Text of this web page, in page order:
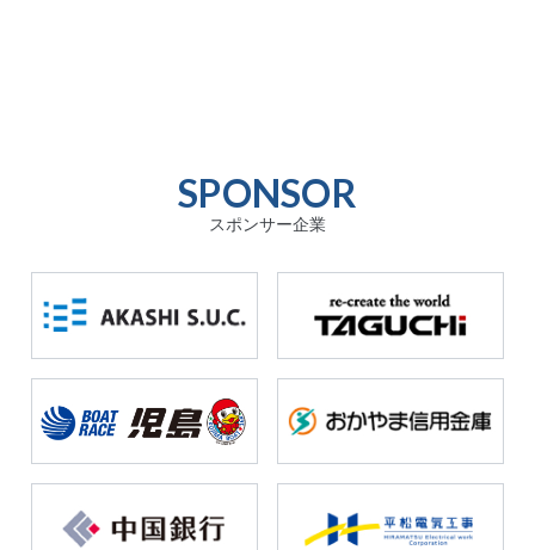
SPONSOR
スポンサー企業